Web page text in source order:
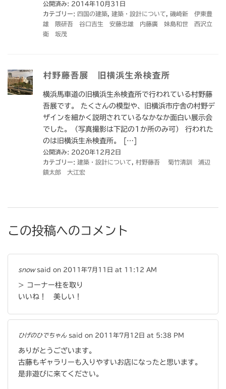
公開済み: 2014年10月31日
カテゴリー: 四国の建築 建築・設計について
磯崎新 伊東豊
雄 隈研吾 谷口吉生 安藤忠雄 内藤廣 妹島和世 西沢立
衛 坂茂
村野藤吾展 旧横浜生糸検査所
横浜馬車道の旧横浜生糸検査所で行われている村野藤
吾展です。 たくさんの模型や、旧横浜市庁舎の村野デ
ザインを細かく説明されているなかなか面白い展示会
でした。（写真撮影は下記の1か所のみ可） 行われた
のは旧横浜生糸検査所。 […]
公開済み: 2020年12月2日
カテゴリー: 建築・設計について
村野藤吾 菊竹清訓 浦辺
鎮太郎 大江宏
この投稿へのコメント
snowsaid on 2011年7月11日 at 11:12 AM
> コーナー柱を取り
いいね！ 美しい！
ひげのひでちゃん said on 2011年7月12日 at 5:38 PM
ありがとうございます。
古藤もギャラリーも入りやすいお店になったと思います。
是非遊びに来てください。